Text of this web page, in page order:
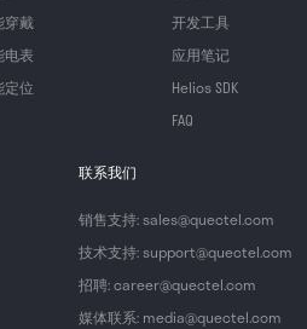
穿戴
电表
定位
开发工具
应用笔记
Helios SDK
FAQ
联系我们
销售支持: sales@quectel.com
技术支持: support@quectel.com
招聘: career@quectel.com
媒体联系: media@quectel.com